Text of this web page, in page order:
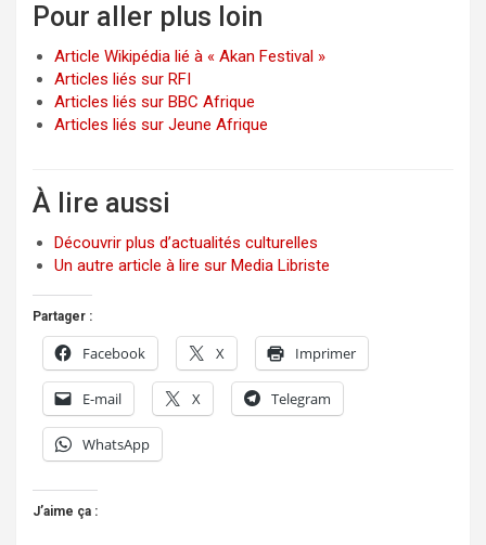
Pour aller plus loin
Article Wikipédia lié à « Akan Festival »
Articles liés sur RFI
Articles liés sur BBC Afrique
Articles liés sur Jeune Afrique
À lire aussi
Découvrir plus d’actualités culturelles
Un autre article à lire sur Media Libriste
Partager :
Facebook X Imprimer
E-mail X Telegram
WhatsApp
J’aime ça :